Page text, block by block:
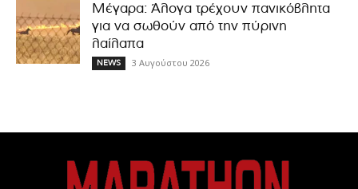
Μέγαρα: Άλογα τρέχουν πανικόβλητα
για να σωθούν από την πύρινη
λαίλαπα
NEWS 3 Αυγούστου 2026